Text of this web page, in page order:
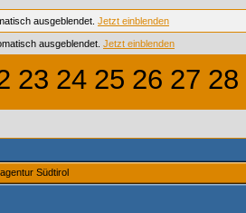
ausgeblendet. Jetzt einblenden
ausgeblendet. Jetzt einblenden
23 24 25 26 27 28
Südtirol